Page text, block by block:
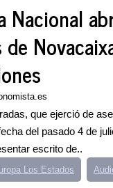
Nacional
que ejerció de
del pasado 4 de
escrito de..
Los Estados